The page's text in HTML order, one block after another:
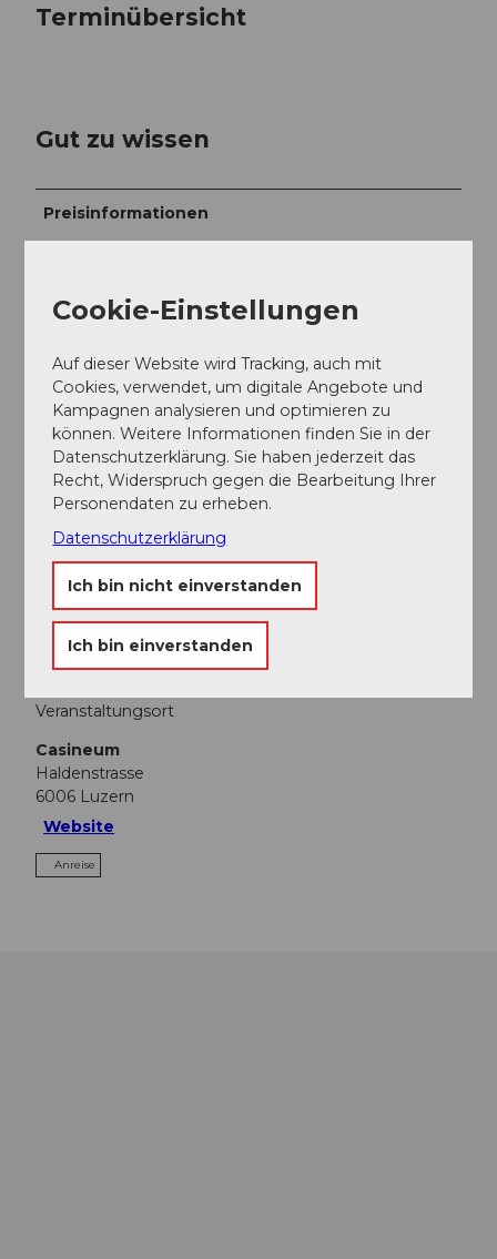
Terminübersicht
Gut zu wissen
Preisinformationen
Ansprechpartner:in
In der Nähe
Veranstaltung
Essen und Trinken
Veranstaltungsort
Casineum
Haldenstrasse
6006 Luzern
Website
Anreise
Cookie-Einstellungen
Auf dieser Website wird Tracking, auch mit
Cookies, verwendet, um digitale Angebote und
Kampagnen analysieren und optimieren zu
können. Weitere Informationen finden Sie in der
Datenschutzerklärung. Sie haben jederzeit das
Recht, Widerspruch gegen die Bearbeitung Ihrer
Personendaten zu erheben.
Datenschutzerklärung
Ich bin nicht einverstanden
Ich bin einverstanden